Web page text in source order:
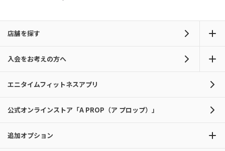
店舗を探す
入会をお考えの方へ
エニタイムフィットネスアプリ
公式オンラインストア「A PROP（ア プロップ）」
追加オプション